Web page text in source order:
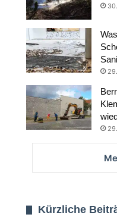
Kürzliche